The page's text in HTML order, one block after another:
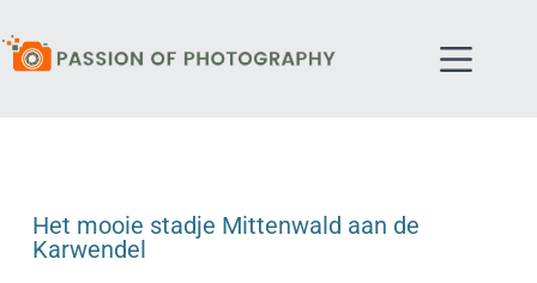
Het mooie stadje Mittenwald aan de
Karwendel